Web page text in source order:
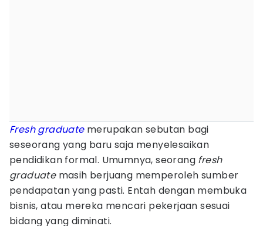
Fresh graduate merupakan sebutan bagi
seseorang yang baru saja menyelesaikan
pendidikan formal. Umumnya, seorang fresh
graduatemasih berjuang memperoleh sumber
pendapatan yang pasti. Entah dengan membuka
bisnis, atau mereka mencari pekerjaan sesuai
bidang yang diminati.